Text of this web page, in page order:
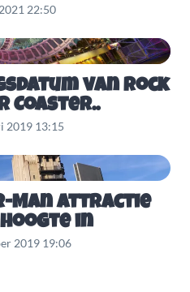
22:50
van Rock
Coaster..
2019 13:15
Man attractie
in
2019 19:06